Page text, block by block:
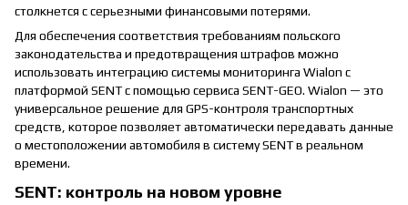
столкнется с серьезными финансовыми потерями.
Для обеспечения соответствия требованиям польского
законодательства и предотвращения штрафов можно
использовать интеграцию системы мониторинга Wialon с
платформой SENT с помощью сервиса SENT-GEO. Wialon — это
универсальное решение для GPS-контроля транспортных
средств, которое позволяет автоматически передавать данные
о местоположении автомобиля в систему SENT в реальном
времени.
SENT: контроль на новом уровне